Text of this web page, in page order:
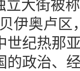
立大街被
伊奥卢
世纪热那
的政治、